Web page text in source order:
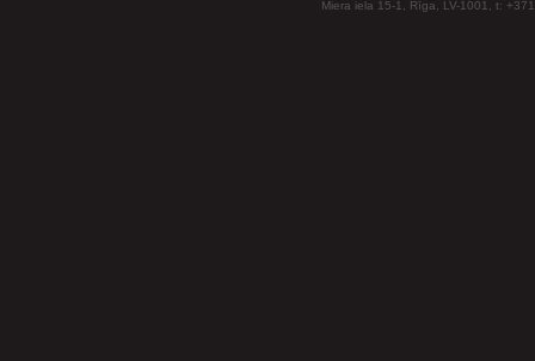
Miera iela 15-1, Rīga, LV-1001, t: